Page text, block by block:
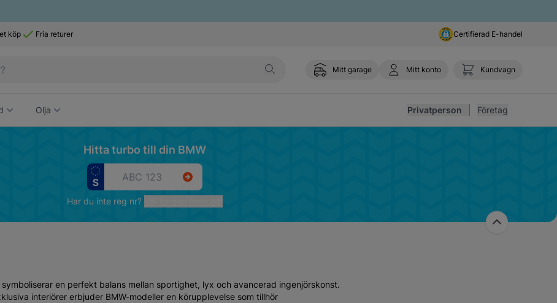
köp Fria returer Certifierad E-handel
Mitt garage Mitt konto Kundvagn
Olja Privatperson Företag
Hitta turbo till din BMW
Har du inte reg nr?
en perfekt balans mellan sportighet, lyx och avancerad ingenjörskonst.
interiörer erbjuder BMW-modeller en körupplevelse som tillhör